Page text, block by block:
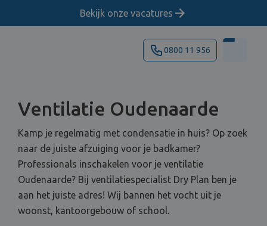
Bekijk onze vacatures
0800 11 956
Ventilatie Oudenaarde
Kamp je regelmatig met condensatie in huis? Op zoek
naar de juiste afzuiging voor je badkamer?
Professionals inschakelen voor je ventilatie
Oudenaarde? Bij ventilatiespecialist Dry Plan ben je
aan het juiste adres! Wij bannen het vocht uit je
woonst, kantoorgebouw of school.